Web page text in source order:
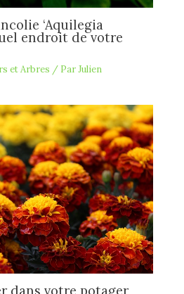
‘Aquilegia
endroit de votre
et Arbres / ParJulien